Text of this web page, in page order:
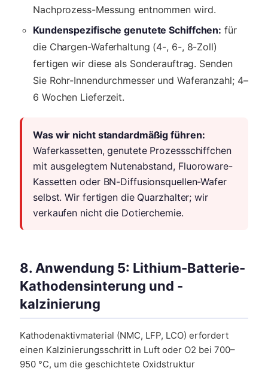
Nachprozess-Messung entnommen wird.
Kundenspezifische genutete Schiffchen: für
die Chargen-Waferhaltung (4-, 6-, 8-Zoll)
fertigen wir diese als Sonderauftrag. Senden
Sie Rohr-Innendurchmesser und Waferanzahl; 4–
6 Wochen Lieferzeit.
Was wir nicht standardmäßig führen:
Waferkassetten, genutete Prozessschiffchen
mit ausgelegtem Nutenabstand, Fluoroware-
Kassetten oder BN-Diffusionsquellen-Wafer
selbst. Wir fertigen die Quarzhalter; wir
verkaufen nicht die Dotierchemie.
8. Anwendung 5: Lithium-Batterie-
Kathodensinterung und -
kalzinierung
Kathodenaktivmaterial (NMC, LFP, LCO) erfordert
einen Kalzinierungsschritt in Luft oder O2 bei 700–
950 °C, um die geschichtete Oxidstruktur